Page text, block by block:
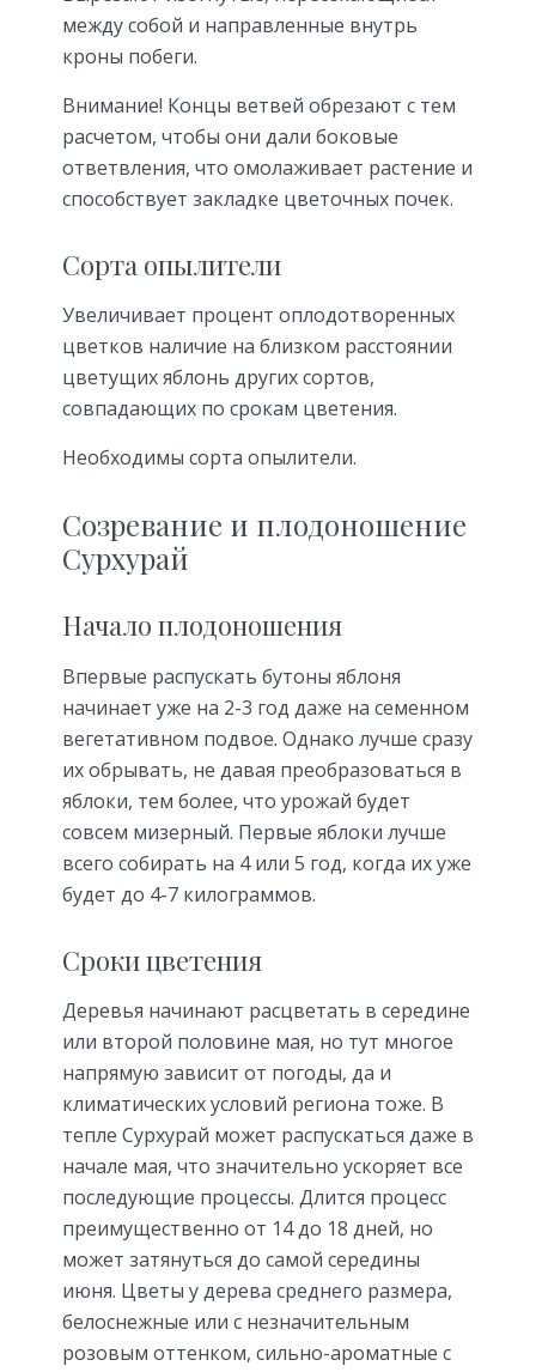
между собой и направленные внутрь
кроны побеги.
Внимание! Концы ветвей обрезают с тем
расчетом, чтобы они дали боковые
ответвления, что омолаживает растение и
способствует закладке цветочных почек.
Сорта опылители
Увеличивает процент оплодотворенных
цветков наличие на близком расстоянии
цветущих яблонь других сортов,
совпадающих по срокам цветения.
Необходимы сорта опылители.
Созревание и плодоношение
Сурхурай
Начало плодоношения
Впервые распускать бутоны яблоня
начинает уже на 2-3 год даже на семенном
вегетативном подвое. Однако лучше сразу
их обрывать, не давая преобразоваться в
яблоки, тем более, что урожай будет
совсем мизерный. Первые яблоки лучше
всего собирать на 4 или 5 год, когда их уже
будет до 4-7 килограммов.
Сроки цветения
Деревья начинают расцветать в середине
или второй половине мая, но тут многое
напрямую зависит от погоды, да и
климатических условий региона тоже. В
тепле Сурхурай может распускаться даже в
начале мая, что значительно ускоряет все
последующие процессы. Длится процесс
преимущественно от 14 до 18 дней, но
может затянуться до самой середины
июня. Цветы у дерева среднего размера,
белоснежные или с незначительным
розовым оттенком, сильно-ароматные с